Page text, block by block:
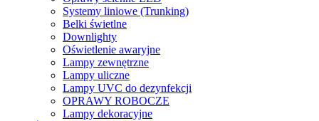
Systemy liniowe (Trunking)
Belki świetlne
Downlighty
Oświetlenie awaryjne
Lampy zewnętrzne
Lampy uliczne
Lampy UVC do dezynfekcji
OPRAWY ROBOCZE
Lampy dekoracyjne